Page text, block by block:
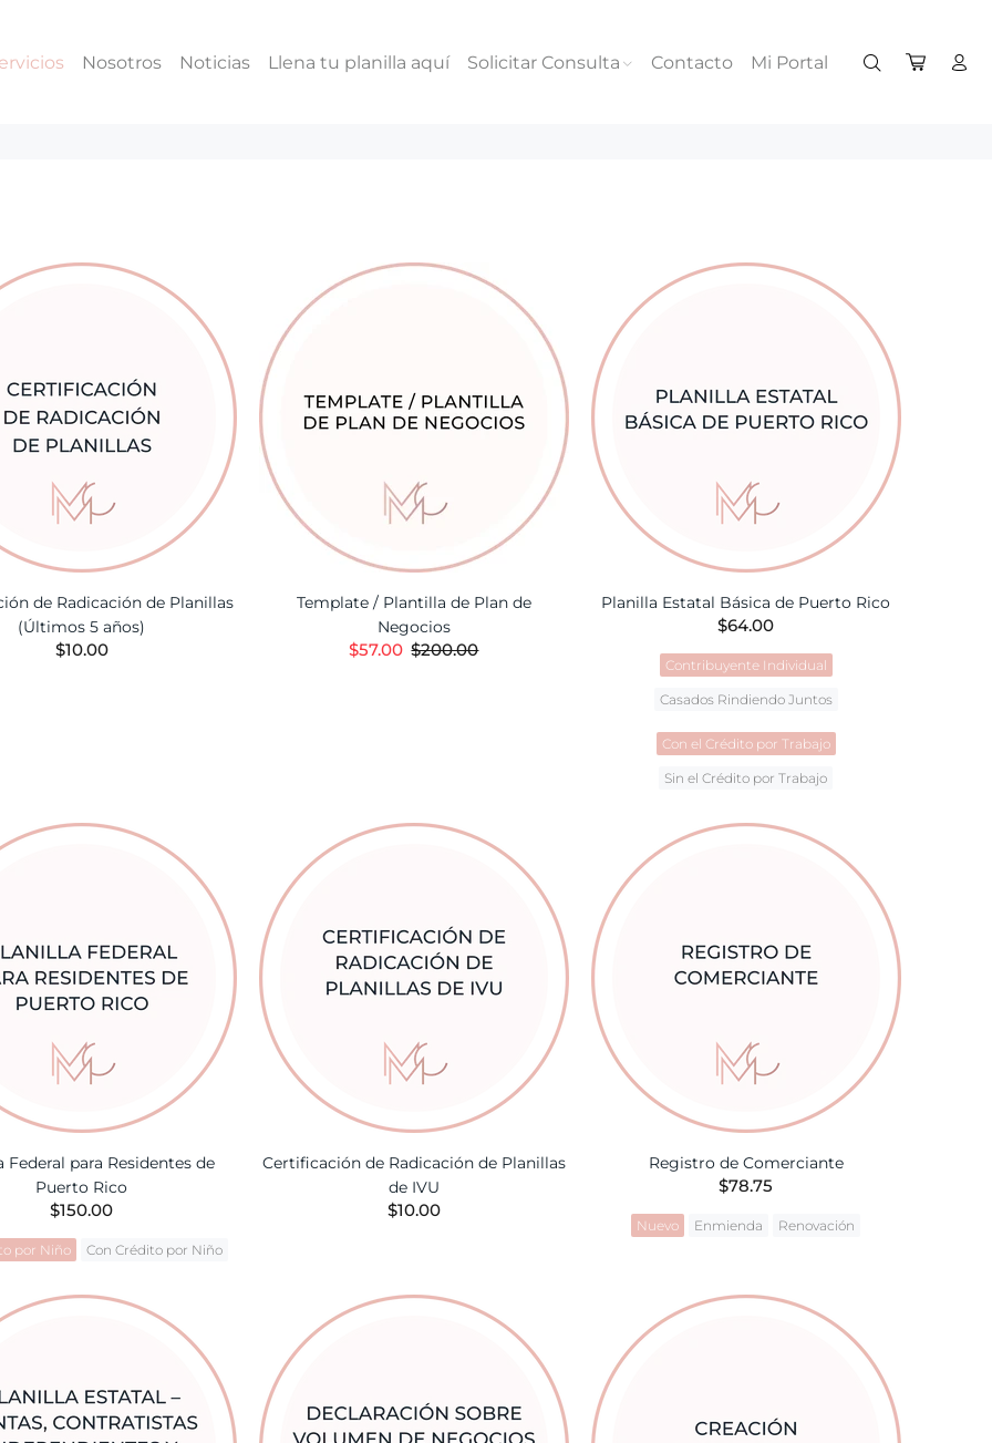
Nosotros Noticias Llena tu planilla aquí Solicitar Consulta Contacto Mi Portal
de Radicación de Planillas
(Últimos 5 años)
$10.00
Template / Plantilla de Plan de
Negocios
$57.00 $200.00
Planilla Estatal Básica de Puerto Rico
$64.00
Contribuyente Individual
Casados Rindiendo Juntos
Con el Crédito por Trabajo
Sin el Crédito por Trabajo
AÑADIR A LA CESTA
Federal para Residentes de
Puerto Rico
$150.00
por Niño Con Crédito por Niño
AÑADIR A LA CESTA
Certificación de Radicación de Planillas
de IVU
$10.00
Registro de Comerciante
$78.75
Nuevo Enmienda Renovación